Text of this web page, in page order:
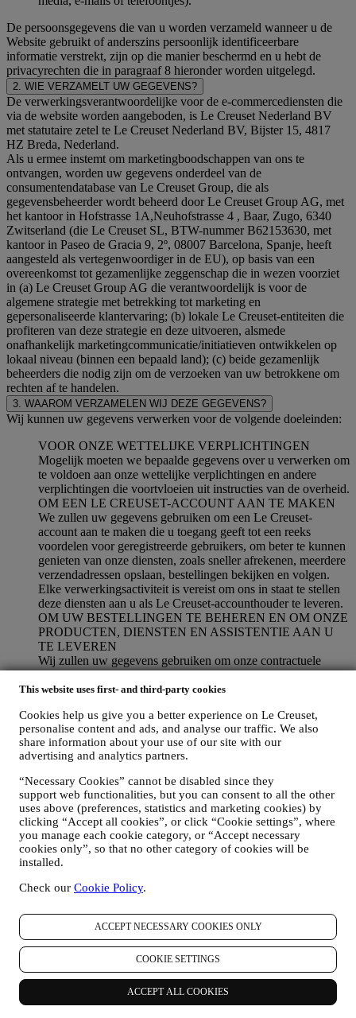
This website uses first- and third-party cookies
Cookies help us give you a better experience on Le Creuset,
personalise content and ads, and analyse our traffic. We also
share information about your use of our site with our
advertising and analytics partners.
“Necessary Cookies” cannot be disabled since they
support web functionalities, but you can consent to all the other
uses above (preferences, statistics and marketing cookies) by
clicking “Accept all cookies”, or click “Cookie settings”, where
you manage each cookie category, or “Accept necessary
cookies only”, so that no other category of cookies will be
installed.
Check our Cookie Policy.
ACCEPT NECESSARY COOKIES ONLY
COOKIE SETTINGS
ACCEPT ALL COOKIES
De persoonsgegevens die van u worden verzameld wanneer u de
Website gebruikt of anderszins persoonlijk identificeerbare
informatie verstrekt, zijn op die manier beschermd en u hebt de
privacyrechten die in paragraaf 8 hieronder worden uitgelegd.
2. WIE VERZAMELT UW GEGEVENS?
De verwerkingsverantwoordelijke voor de e-commercediensten die
via de website worden aangeboden, is Le Creuset Nederland BV
met statutaire zetel te Le Creuset Nederland BV, Bijster 15, 4817
HZ Breda, Nederland.
Als u ermee instemt om marketingboodschappen van ons te
ontvangen, worden uw gegevens onderdeel van de
consumentendatabase van Le Creuset Group, die als
gegevensbeheerder wordt beheerd door Le Creuset Group AG, met
het kantoor in Hofstrasse 1A,Neuhofstrasse 4 , Baar, Zugo, 6340
Zwitserland (die Le Creuset SL, BTW-nummer B62153630, met
kantoor in Paseo de Gracia 9, 2º, 08007 Barcelona, Spanje, heeft
aangesteld als vertegenwoordiger in de EU), op basis van een
overeenkomst tot gezamenlijke zeggenschap die in wezen voorziet
in (a) Le Creuset Group AG die verantwoordelijk is voor de
algemene strategie met betrekking tot marketing en
gepersonaliseerde klantervaring; (b) lokale Le Creuset-entiteiten die
profiteren van deze strategie en deze uitvoeren, alsmede
onafhankelijk marketingcommunicatie/initiatieven ontwikkelen op
lokaal niveau (binnen een bepaald land); (c) beide gezamenlijk
beheerders die nodig zijn om de verzoeken van uw betrokkene om
rechten af te handelen.
3. WAAROM VERZAMELEN WIJ DEZE GEGEVENS?
Wij kunnen uw gegevens verwerken voor de volgende doeleinden:
VOOR ONZE WETTELIJKE VERPLICHTINGEN
Mogelijk moeten we bepaalde gegevens over u verwerken om
te voldoen aan onze wettelijke verplichtingen en andere
verplichtingen die voortvloeien uit instructies van de overheid.
OM EEN LE CREUSET-ACCOUNT AAN TE MAKEN
We zullen uw gegevens gebruiken om een Le Creuset-
account aan te maken die u toegang geeft tot een reeks
voordelen voor geregistreerde gebruikers, om beter te kunnen
genieten van onze diensten, zoals sneller afrekenen, meerdere
verzendadressen opslaan, bestellingen bekijken en volgen.
Elke verwerkingsactiviteit is vereist om ons in staat te stellen
deze diensten aan u als Le Creuset-accounthouder te leveren.
OM UW BESTELLINGEN TE BEHEREN EN OM ONZE
PRODUCTEN, DIENSTEN EN ASSISTENTIE AAN U
TE LEVEREN
Wij zullen uw gegevens gebruiken om onze contractuele
relatie met u, uw aankoop van producten op de Website, uw
gebruik van de Website, eventuele latere hulp na de verkoop
moeten we bepaalde gegevens over u verwerken voor onze
administratieve doeleinden die verband houden met onze
contractuele relatie met u, zoals de boekhouding, facturering
en controle, verificatie van betaalkaarten, fraudescreening,
veiligheid, beveiliging, systeemtests, onderhoud en statistische
analyse. Af en toe moeten we mogelijk om administratieve of
operationele redenen contact met u opnemen. Bijvoorbeeld
om u een bevestiging van uw aankoop te sturen. We zullen
uw persoonsgegevens ook gebruiken om uw verzoeken te
beantwoorden die via onze Websiteformulieren of andere
kanalen worden verzonden. Deze verwerkingsactiviteit is
leveren. Wij kunnen uw gegevens verwerken op basis van
rechten en vrijheden) om u opvolg-e-mails te sturen in het
geval u artikelen aan onze online winkelwagen hebt
toegevoegd zonder de aankoop af te ronden. Als u de
aankoop niet binnen een bepaalde periode afrondt, worden er
geen verdere opvolgingsberichten verzonden.
OM U TE INFORMEREN OVER NIEUWS OF
AANBIEDINGEN VAN LE CREUSET-PRODUCTEN